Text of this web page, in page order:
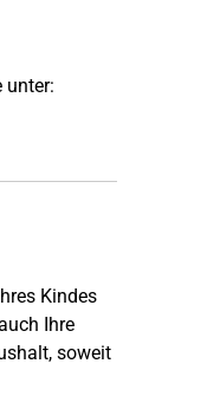
Kindes
Ihre
soweit